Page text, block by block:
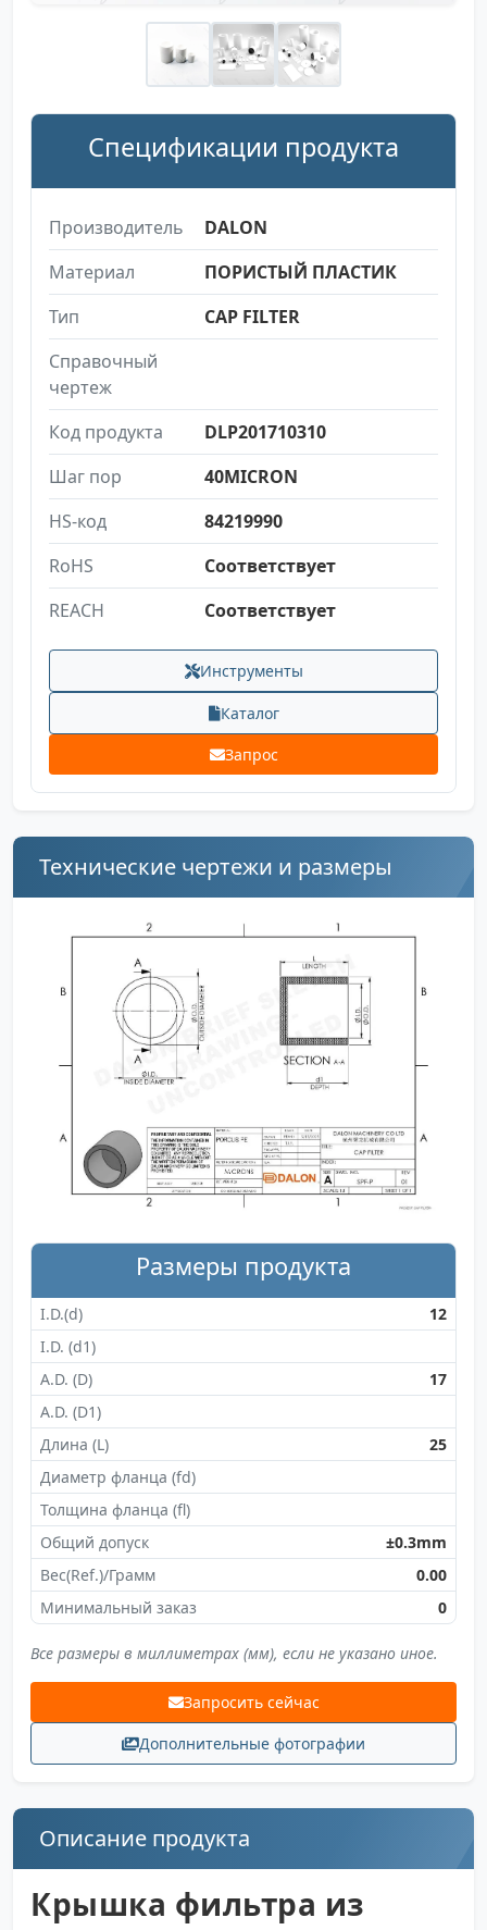
Спецификации продукта
Производитель
DALON
Материал
ПОРИСТЫЙ ПЛАСТИК
Тип
CAP FILTER
Справочный
чертеж
Код продукта
DLP201710310
Шаг пор
40MICRON
HS-код
84219990
RoHS
Соответствует
REACH
Соответствует
Инструменты
Каталог
Запрос
Технические чертежи и размеры
Размеры продукта
I.D.(d)
12
I.D. (d1)
A.D. (D)
17
A.D. (D1)
Длина (L)
25
Диаметр фланца (fd)
Толщина фланца (fl)
Общий допуск
±0.3mm
Вес(Ref.)/Грамм
0.00
Минимальный заказ
0
Все размеры в миллиметрах (мм), если не указано иное.
Запросить сейчас
Дополнительные фотографии
Описание продукта
Крышка фильтра из